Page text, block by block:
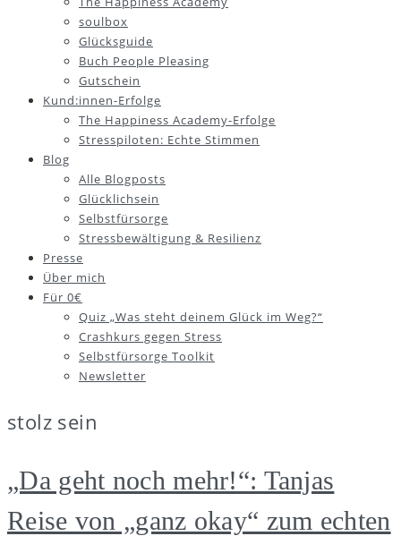
soulbox
Glücksguide
Buch People Pleasing
Gutschein
Kund:innen-Erfolge
The Happiness Academy-Erfolge
Stresspiloten: Echte Stimmen
Blog
Alle Blogposts
Glücklichsein
Selbstfürsorge
Stressbewältigung & Resilienz
Presse
Über mich
Für 0€
Quiz „Was steht deinem Glück im Weg?“
Crashkurs gegen Stress
Selbstfürsorge Toolkit
Newsletter
stolz sein
„Da geht noch mehr!“: Tanjas
Reise von „ganz okay“ zum echten